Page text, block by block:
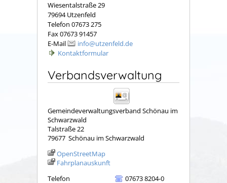
Wiesentalstraße 29
79694 Utzenfeld
Telefon 07673 275
Fax 07673 91457
E-Mail
info@utzenfeld.de
Kontaktformular
Verbandsverwaltung
Gemeindeverwaltungsverband Schönau im
Schwarzwald
Talstraße 22
79677 Schönau im Schwarzwald
OpenStreetMap
Fahrplanauskunft
Telefon
07673 8204-0